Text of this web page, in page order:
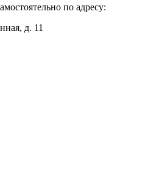
по адресу:
д. 11